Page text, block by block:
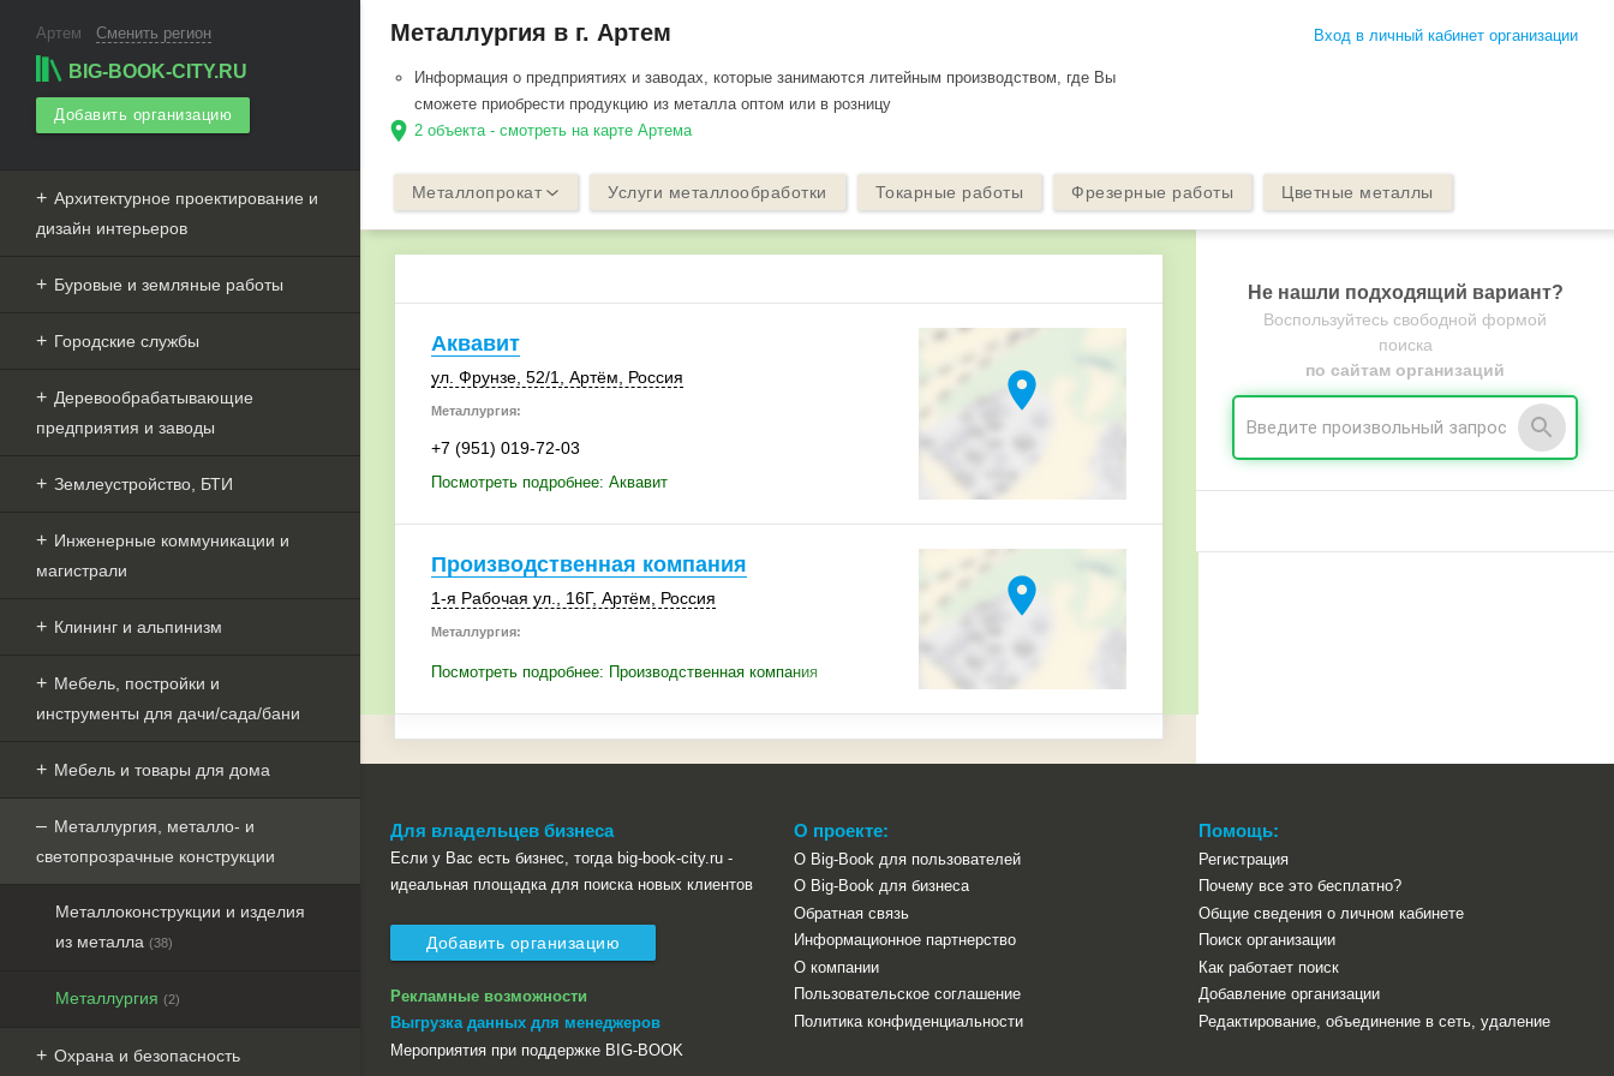
Артем Сменить регион
BIG-BOOK-CITY.RU
Добавить организацию
Архитектурное проектирование и
дизайн интерьеров
Буровые и земляные работы
Городские службы
Деревообрабатывающие
предприятия и заводы
Землеустройство, БТИ
Инженерные коммуникации и
магистрали
Клининг и альпинизм
Мебель, постройки и
инструменты для дачи/сада/бани
Мебель и товары для дома
Металлургия, металло- и
светопрозрачные конструкции
Металлоконструкции и изделия
из металла (38)
Металлургия (2)
Охрана и безопасность
Металлургия в г. Артем
Информация о предприятиях и заводах, которые занимаются литейным производством, где Вы
сможете приобрести продукцию из металла оптом или в розницу
location_on 2 объекта - смотреть на карте Артема
Вход в личный кабинет организации
Металлопрокат Услуги металлообработки Токарные работы Фрезерные работы Цветные металлы
Аквавит
ул. Фрунзе, 52/1 Артём Россия
Металлургия:
+7 (951) 019-72-03
Посмотреть подробнее: Аквавит
location_on
Производственная компания
1-я Рабочая ул. 16Г, Артём Россия
Металлургия:
Посмотреть подробнее: Производственная компания
location_on
Не нашли подходящий вариант?
Воспользуйтесь свободной формой
поиска
по сайтам организаций
Для владельцев бизнеса
Если у Вас есть бизнес, тогда big-book-city.ru -
идеальная площадка для поиска новых клиентов
Добавить организацию
Рекламные возможности
Выгрузка данных для менеджеров
Мероприятия при поддержке BIG-BOOK
О проекте:
О Big-Book для пользователей
О Big-Book для бизнеса
Обратная связь
Информационное партнерство
О компании
Пользовательское соглашение
Политика конфиденциальности
Помощь:
Регистрация
Почему все это бесплатно?
Общие сведения о личном кабинете
Поиск организации
Как работает поиск
Добавление организации
Редактирование, объединение в сеть, удаление